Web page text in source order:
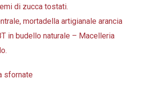
di zucca tostati.
mortadella artigianale arancia
in budello naturale – Macelleria
sfornate